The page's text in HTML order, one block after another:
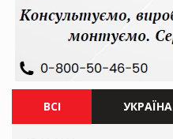
ВСІ УКРАЇНА